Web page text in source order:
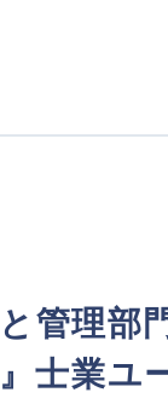
管理部
士業ユ